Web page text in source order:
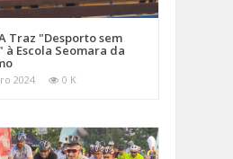
Traz "Desporto sem
à Escola Seomara da
2024 0 K